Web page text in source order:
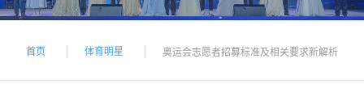
首页 体育明星 奥运会志愿者招募标准及相关要求新解析